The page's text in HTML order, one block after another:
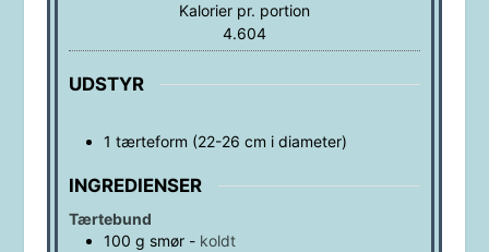
Kalorier pr. portion
4.604
UDSTYR
1 tærteform (22-26 cm i diameter)
INGREDIENSER
Tærtebund
100 g smør- koldt